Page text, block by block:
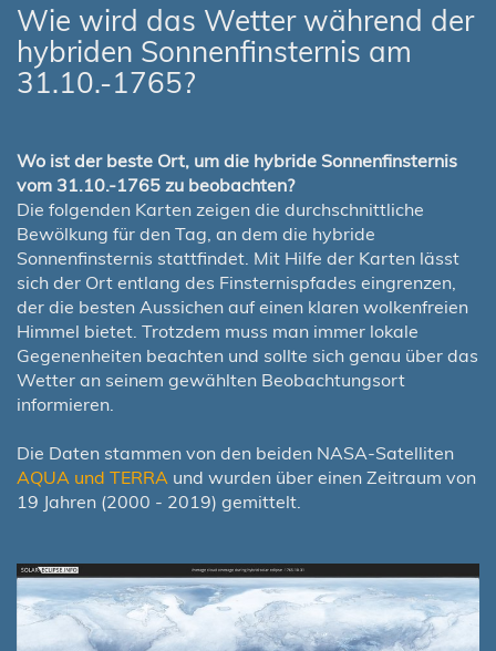
Wie wird das Wetter während der
hybriden Sonnenfinsternis am
31.10.-1765?
Wo ist der beste Ort, um die hybride Sonnenfinsternis
vom 31.10.-1765 zu beobachten?
Die folgenden Karten zeigen die durchschnittliche
Bewölkung für den Tag, an dem die hybride
Sonnenfinsternis stattfindet. Mit Hilfe der Karten lässt
sich der Ort entlang des Finsternispfades eingrenzen,
der die besten Aussichen auf einen klaren wolkenfreien
Himmel bietet. Trotzdem muss man immer lokale
Gegenenheiten beachten und sollte sich genau über das
Wetter an seinem gewählten Beobachtungsort
informieren.
Die Daten stammen von den beiden NASA-Satelliten
AQUA und TERRA und wurden über einen Zeitraum von
19 Jahren (2000 - 2019) gemittelt.